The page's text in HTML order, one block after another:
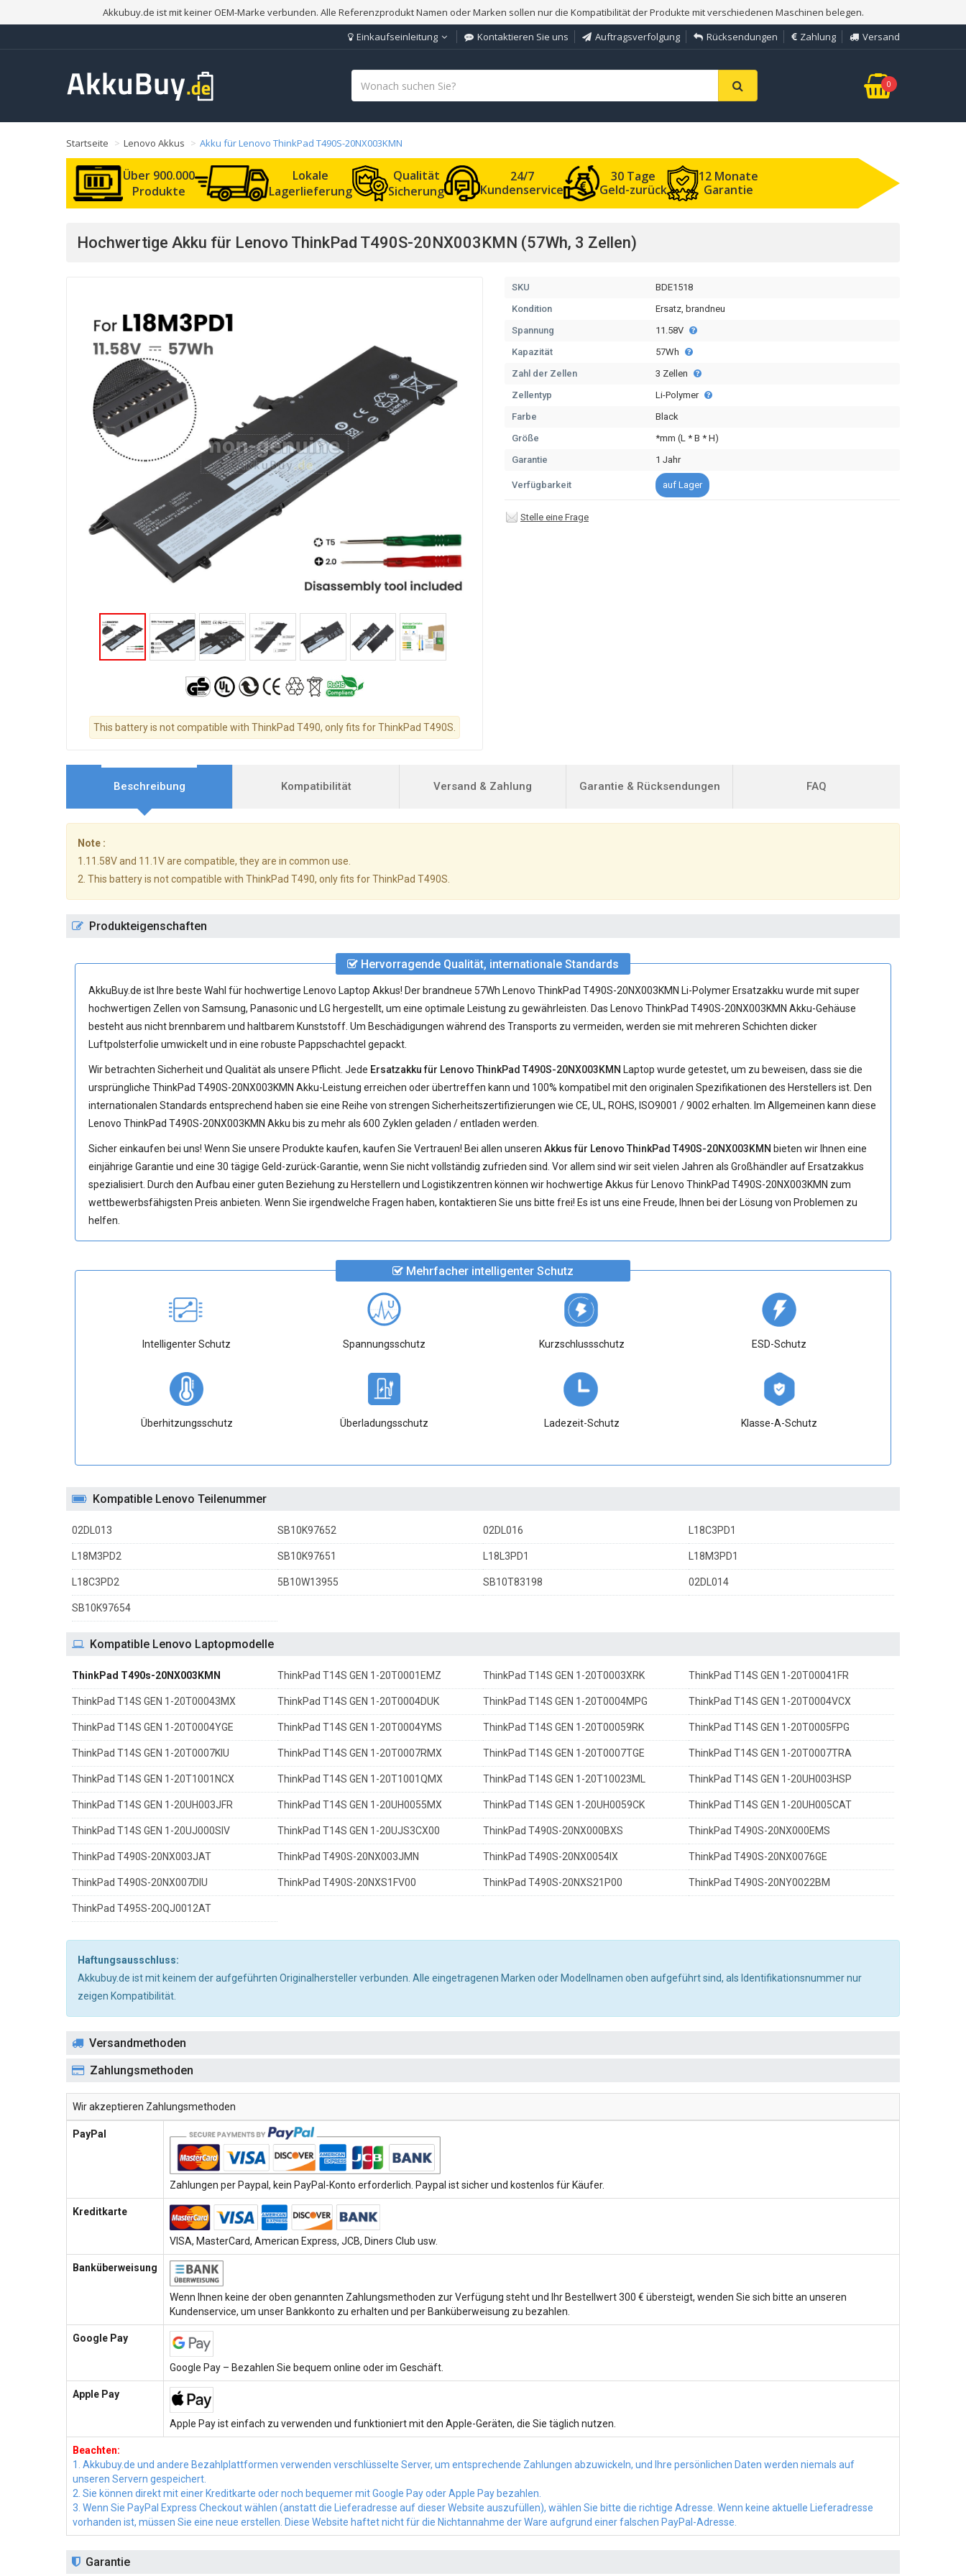
Akkubuy.de ist mit keiner OEM-Marke verbunden. Alle Referenzprodukt Namen oder Marken sollen nur die Kompatibilität der Produkte mit verschiedenen Maschinen belegen.
Einkaufseinleitung
Kontaktieren Sie uns Auftragsverfolgung Rücksendungen Zahlung Versand
0
Startseite Lenovo Akkus Akku für Lenovo ThinkPad T490S-20NX003KMN
Über 900.000
Produkte
Lokale
Lagerlieferung
Qualität
Sicherung
24/7
Kundenservice
30 Tage
Geld-zurück
12 Monate
Garantie
Hochwertige Akku für Lenovo ThinkPad T490S-20NX003KMN (57Wh, 3 Zellen)
This battery is not compatible with ThinkPad T490, only fits for ThinkPad T490S.
SKU
BDE1518
Kondition
Ersatz, brandneu
Spannung
11.58V
Kapazität
57Wh
Zahl der Zellen
3 Zellen
Zellentyp
Li-Polymer
Farbe
Black
Größe
*mm (L * B * H)
Garantie
1 Jahr
Verfügbarkeit auf Lager
Stelle eine Frage
Beschreibung Kompatibilität Versand & Zahlung Garantie & Rücksendungen FAQ
Note :
1.11.58V and 11.1V are compatible, they are in common use.
2. This battery is not compatible with ThinkPad T490, only fits for ThinkPad T490S.
Produkteigenschaften
Hervorragende Qualität, internationale Standards
AkkuBuy.de ist Ihre beste Wahl für hochwertige Lenovo Laptop Akkus! Der brandneue 57Wh Lenovo ThinkPad T490S-20NX003KMN Li-Polymer Ersatzakku wurde mit super
hochwertigen Zellen von Samsung, Panasonic und LG hergestellt, um eine optimale Leistung zu gewährleisten. Das Lenovo ThinkPad T490S-20NX003KMN Akku-Gehäuse
besteht aus nicht brennbarem und haltbarem Kunststoff. Um Beschädigungen während des Transports zu vermeiden, werden sie mit mehreren Schichten dicker
Luftpolsterfolie umwickelt und in eine robuste Pappschachtel gepackt.
Wir betrachten Sicherheit und Qualität als unsere Pflicht. Jede Ersatzakku für Lenovo ThinkPad T490S-20NX003KMN Laptop wurde getestet, um zu beweisen, dass sie die
ursprüngliche ThinkPad T490S-20NX003KMN Akku-Leistung erreichen oder übertreffen kann und 100% kompatibel mit den originalen Spezifikationen des Herstellers ist. Den
internationalen Standards entsprechend haben sie eine Reihe von strengen Sicherheitszertifizierungen wie CE, UL, ROHS, ISO9001 / 9002 erhalten. Im Allgemeinen kann diese
Lenovo ThinkPad T490S-20NX003KMN Akku bis zu mehr als 600 Zyklen geladen / entladen werden.
Sicher einkaufen bei uns! Wenn Sie unsere Produkte kaufen, kaufen Sie Vertrauen! Bei allen unseren Akkus für Lenovo ThinkPad T490S-20NX003KMN bieten wir Ihnen eine
einjährige Garantie und eine 30 tägige Geld-zurück-Garantie, wenn Sie nicht vollständig zufrieden sind. Vor allem sind wir seit vielen Jahren als Großhändler auf Ersatzakkus
spezialisiert. Durch den Aufbau einer guten Beziehung zu Herstellern und Logistikzentren können wir hochwertige Akkus für Lenovo ThinkPad T490S-20NX003KMN zum
wettbewerbsfähigsten Preis anbieten. Wenn Sie irgendwelche Fragen haben, kontaktieren Sie uns bitte frei! Es ist uns eine Freude, Ihnen bei der Lösung von Problemen zu
helfen.
Mehrfacher intelligenter Schutz
Intelligenter Schutz Spannungsschutz Kurzschlussschutz ESD-Schutz
Überhitzungsschutz Überladungsschutz Ladezeit-Schutz Klasse-A-Schutz
Kompatible Lenovo Teilenummer
02DL013 SB10K97652 02DL016 L18C3PD1
L18M3PD2 SB10K97651 L18L3PD1 L18M3PD1
L18C3PD2 5B10W13955 SB10T83198 02DL014
SB10K97654
Kompatible Lenovo Laptopmodelle
ThinkPad T490s-20NX003KMN ThinkPad T14S GEN 1-20T0001EMZ ThinkPad T14S GEN 1-20T0003XRK ThinkPad T14S GEN 1-20T00041FR
ThinkPad T14S GEN 1-20T00043MX ThinkPad T14S GEN 1-20T0004DUK ThinkPad T14S GEN 1-20T0004MPG ThinkPad T14S GEN 1-20T0004VCX
ThinkPad T14S GEN 1-20T0004YGE ThinkPad T14S GEN 1-20T0004YMS ThinkPad T14S GEN 1-20T00059RK ThinkPad T14S GEN 1-20T0005FPG
ThinkPad T14S GEN 1-20T0007KIU ThinkPad T14S GEN 1-20T0007RMX ThinkPad T14S GEN 1-20T0007TGE ThinkPad T14S GEN 1-20T0007TRA
ThinkPad T14S GEN 1-20T1001NCX ThinkPad T14S GEN 1-20T1001QMX ThinkPad T14S GEN 1-20T10023ML ThinkPad T14S GEN 1-20UH003HSP
ThinkPad T14S GEN 1-20UH003JFR ThinkPad T14S GEN 1-20UH0055MX ThinkPad T14S GEN 1-20UH0059CK ThinkPad T14S GEN 1-20UH005CAT
ThinkPad T14S GEN 1-20UJ000SIV ThinkPad T14S GEN 1-20UJS3CX00 ThinkPad T490S-20NX000BXS ThinkPad T490S-20NX000EMS
ThinkPad T490S-20NX003JAT ThinkPad T490S-20NX003JMN ThinkPad T490S-20NX0054IX ThinkPad T490S-20NX0076GE
ThinkPad T490S-20NX007DIU ThinkPad T490S-20NXS1FV00 ThinkPad T490S-20NXS21P00 ThinkPad T490S-20NY0022BM
ThinkPad T495S-20QJ0012AT
Haftungsausschluss:
Akkubuy.de ist mit keinem der aufgeführten Originalhersteller verbunden. Alle eingetragenen Marken oder Modellnamen oben aufgeführt sind, als Identifikationsnummer nur
zeigen Kompatibilität.
Versandmethoden
Zahlungsmethoden
Wir akzeptieren Zahlungsmethoden
PayPal
Zahlungen per Paypal, kein PayPal-Konto erforderlich. Paypal ist sicher und kostenlos für Käufer.
Kreditkarte
VISA, MasterCard, American Express, JCB, Diners Club usw.
Banküberweisung
Wenn Ihnen keine der oben genannten Zahlungsmethoden zur Verfügung steht und Ihr Bestellwert 300 € übersteigt, wenden Sie sich bitte an unseren
Kundenservice, um unser Bankkonto zu erhalten und per Banküberweisung zu bezahlen.
Google Pay
Google Pay – Bezahlen Sie bequem online oder im Geschäft.
Apple Pay
Apple Pay ist einfach zu verwenden und funktioniert mit den Apple-Geräten, die Sie täglich nutzen.
Beachten:
1. Akkubuy.de und andere Bezahlplattformen verwenden verschlüsselte Server, um entsprechende Zahlungen abzuwickeln, und Ihre persönlichen Daten werden niemals auf
unseren Servern gespeichert.
2. Sie können direkt mit einer Kreditkarte oder noch bequemer mit Google Pay oder Apple Pay bezahlen.
3. Wenn Sie PayPal Express Checkout wählen (anstatt die Lieferadresse auf dieser Website auszufüllen), wählen Sie bitte die richtige Adresse. Wenn keine aktuelle Lieferadresse
vorhanden ist, müssen Sie eine neue erstellen. Diese Website haftet nicht für die Nichtannahme der Ware aufgrund einer falschen PayPal-Adresse.
Garantie